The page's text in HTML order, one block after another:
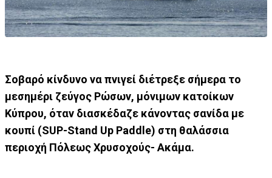
Σοβαρό κίνδυνο να πνιγεί διέτρεξε σήμερα το
μεσημέρι ζεύγος Ρώσων, μόνιμων κατοίκων
Κύπρου, όταν διασκέδαζε κάνοντας σανίδα με
κουπί (SUP-Stand Up Paddle) στη θαλάσσια
περιοχή Πόλεως Χρυσοχούς- Ακάμα.